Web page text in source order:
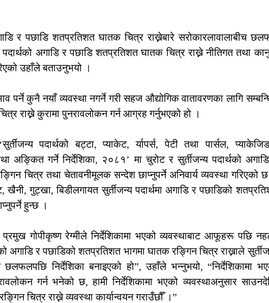
र पछाडि शतप्रतिशत घातक चित्र राख्नेबारे सरोकारलावालाबीच
अगाडि र पछाडि शतप्रतिशत घातक चित्र राख्ने नीतिगत तथा
उहाँले बताउनुभयो ।
पर्ने कुनै नयाँ व्यवस्था नगर्ने गरी सहज औद्योगिक वातावरणका लागि
राख्ने कुरामा पुनरावलोकन गर्न आग्रह गर्नुभएको हो ।
पदार्थको बट्टा, प्याकेट, र्यापर्स, पेटी तथा पार्सल,
अङ्कित गर्ने निर्देशिका, २०८१’ मा चुरोट र सुर्तीजन्य पदार्थको
चित्र तथा चेतावनीमूलक सन्देश छाप्नुपर्ने अनिवार्य व्यवस्था गरिएको
गुट्खा, बिडीलगायत सुर्तीजन्य पदार्थमा अगाडि र पछाडिको
हुन्छ ।
गोपीकृष्ण रेग्मीले निर्देशिकामा भएको व्यवस्थाबाट आफूहरू पछि
अगाडि र पछाडिको शतप्रतिशत भागमा घातक रङ्गिन चित्र राख्नाले
छलफलपछि निर्देशिका बनाइएको हो”, उहाँले भन्नुभयो, “निर्देशिकामा
गर्न भनेको छ, हामी निर्देशिकामा भएको व्यवस्थाअनुसार
चित्र राख्ने व्यवस्था कार्यान्वयन गराउँछौँ ।”